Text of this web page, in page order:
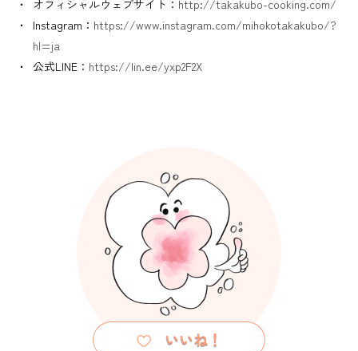
オフィシャルウェブサイト： http://takakubo-cooking.com/
Instagram： https://www.instagram.com/mihokotakakubo/?
hl=ja
公式LINE： https://lin.ee/yxp2F2X